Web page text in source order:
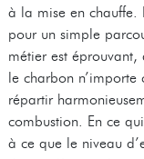
à la mise en chauffe.
pour un simple
métier est éprouvant,
le charbon
répartir
combustion. En ce
à ce que le niveau